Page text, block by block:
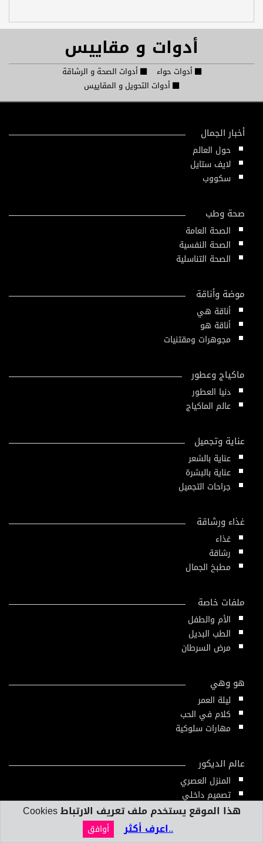
أدوات و مقاييس
أدوات حواء
أدوات الصحة و الرشاقة
أدوات التحويل و المقاييس
أخبار الجمال
حول العالم
لايف ستايل
سكووب
صحة وطب
الصحة العامة
الصحة النفسية
الصحة التناسلية
موضة وأناقة
أناقة هي
أناقة هو
مجوهرات ومقتنيات
ماكياج وعطور
دنيا العطور
عالم الماكياج
عناية وتجميل
عناية بالشعر
عناية بالبشرة
جراحات التجميل
غذاء ورشاقة
غذاء
رشاقة
مطبخ الجمال
ملفات خاصة
الأم والطفل
الطب البديل
مرض السرطان
هو وهي
ليلة العمر
كلام في الحب
مهارات سلوكية
عالم الديكور
المنزل العصري
تصميم داخلي
هذا الموقع يستخدم ملف تعريف الارتباط Cookies
..اعرف أكثر
أوافق